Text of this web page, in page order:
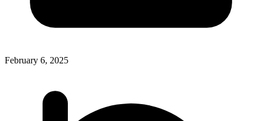
February 6, 2025